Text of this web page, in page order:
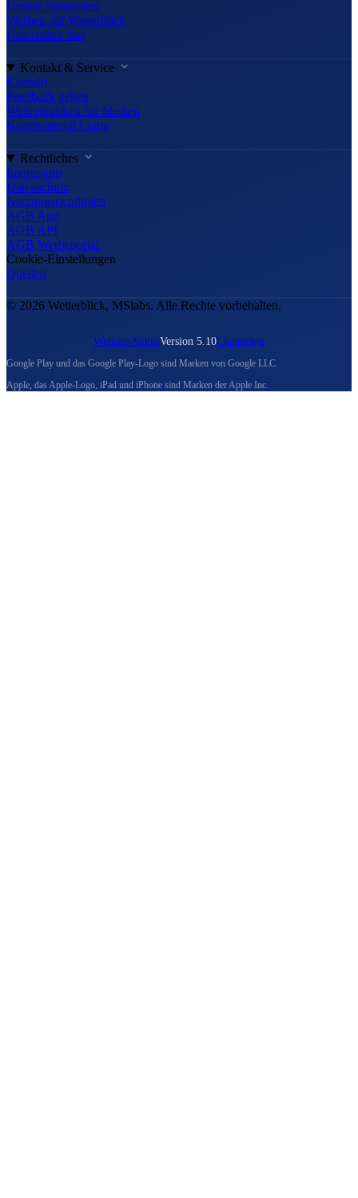
Unsere Sponsoren
Werben auf Wetterblick
Unterstütze uns
Kontakt & Service
Kontakt
Feedback geben
Wettergrafiken für Medien
Kundenportal Login
Rechtliches
Impressum
Datenschutz
Nutzungsrichtlinien
AGB App
AGB API
AGB Werbeportal
Cookie-Einstellungen
Quellen
© 2026 Wetterblick, MSlabs. Alle Rechte vorbehalten.
Website-StatusVersion 5.10Changelog
Google Play und das Google Play-Logo sind Marken von Google LLC.
Apple, das Apple-Logo, iPad und iPhone sind Marken der Apple Inc.